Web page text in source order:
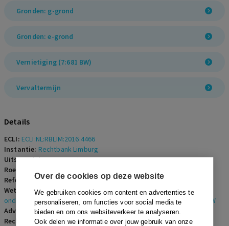
Over de cookies op deze website
We gebruiken cookies om content en advertenties te
personaliseren, om functies voor social media te
bieden en om ons websiteverkeer te analyseren.
Ook delen we informatie over jouw gebruik van onze
ontbonden worden.
Gronden: g-grond
Gronden: e-grond
Vernietiging (7:681 BW)
Vervaltermijn
Details
ECLI: ECLI:NL:RBLIM:2016:4466
Instantie: Rechtbank Limburg
Uitspraakdatum:4 mei 2016
Roepnaam:
Referentienummer:AR-2016-0546
Wetsartikelen:7:668 BW,7:669 lid 3 onderdeel e BW,7:669 lid 3
onderdeel g BW,7:671b BW, 7:673 BW,7:677 BW,7:678 BW
7:681 BW
Advocaten:A.J.L.J. Pfeil en N.M.J. van der Maas
Rechters:R.H.J. Otto